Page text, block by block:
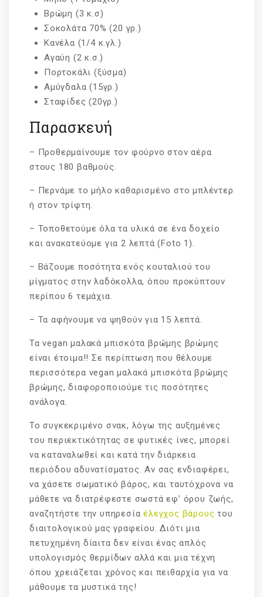
Βρώμη (3 κ.σ)
Σοκολάτα 70% (20 γρ.)
Κανέλα (1/4 κ.γλ.)
Αγαύη (2 κ.σ.)
Πορτοκάλι (ξύσμα)
Αμύγδαλα (15γρ.)
Σταφίδες (20γρ.)
Παρασκευή
– Προθερμαίνουμε τον φούρνο στον αέρα
στους 180 βαθμούς.
– Περνάμε το μήλο καθαρισμένο στο μπλέντερ
ή στον τρίφτη.
– Τοποθετούμε όλα τα υλικά σε ένα δοχείο
και ανακατεύομε για 2 λεπτά (Foto 1).
– Βάζουμε ποσότητα ενός κουταλιού του
μίγματος στην λαδόκολλα, όπου προκύπτουν
περίπου 6 τεμάχια.
– Τα αφήνουμε να ψηθούν για 15 λεπτά.
Τα vegan μαλακά μπισκότα βρώμης βρώμης
είναι έτοιμα!! Σε περίπτωση που θέλουμε
περισσότερα vegan μαλακά μπισκότα βρώμης
βρώμης, διαφοροποιούμε τις ποσότητες
ανάλογα.
Το συγκεκριμένο σνακ, λόγω της αυξημένες
του περιεκτικότητας σε φυτικές ίνες, μπορεί
να καταναλωθεί και κατά την διάρκεια
περιόδου αδυνατίσματος. Αν σας ενδιαφέρει,
να χάσετε σωματικό βάρος, και ταυτόχρονα να
μάθετε να διατρέφεστε σωστά εφ’ όρου ζωής,
αναζητήστε την υπηρεσίαέλεγχος βάρους του
διαιτολογικού μας γραφείου. Διότι μια
πετυχημένη δίαιτα δεν είναι ένας απλός
υπολογισμός θερμίδων αλλά και μια τέχνη
όπου χρειάζεται χρόνος και πειθαρχία για να
μάθουμε τα μυστικά της!